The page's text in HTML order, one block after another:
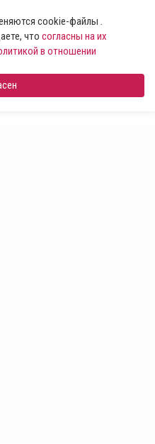
cookie-файлы .
что согласны на их
в отношении